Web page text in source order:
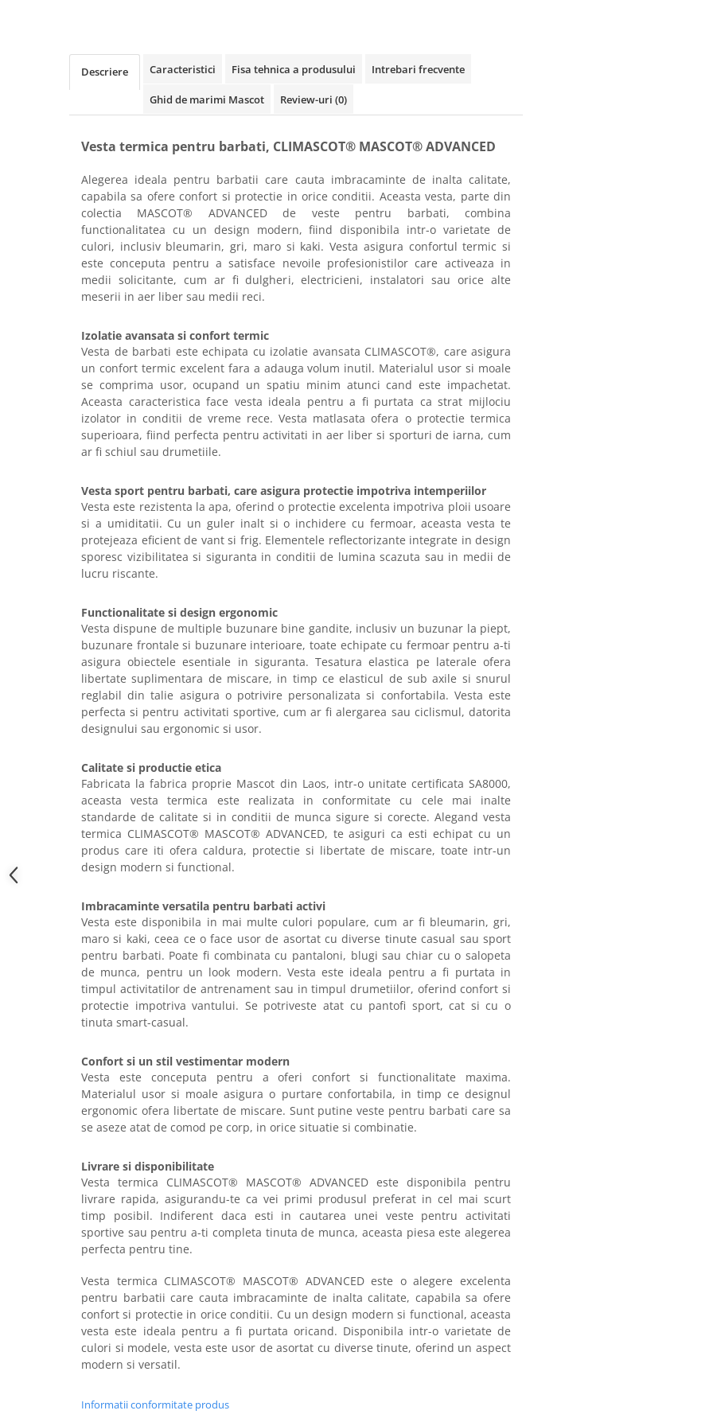
Markere diverse
Carioci si creioane colorate
Ascutitori, radiere, agrafe
Foarfece pentru birou
Curatenie si igiena
Produse Antibacteriene
Articole pentru baie
Articole pentru bucatarie
Maturi, mopuri si galeti
Articole pentru rufe, casa,
geamuri, mobila
Articole pentru birou, suprafete,
Intretinere si odorizante masina
Accesorii pentru curatenie
Tipografie si stampile
Formulare tipizate
Caiete si blocnotesuri
personalizate
Stampile, tusiere si tus
Protectia muncii si Imbracaminte
Imbracaminte
Bluze & Pulovere
Impermeabile
Reflectorizante
Incaltaminte
Incaltaminte de lucru si protectie
Incaltaminte de oras si munte
Echipamente medicale
Manusi de protectie
Accesorii pentru protectia capului
Casti de protectie
Ochelari de protectie si viziere
Masti de protectie respiratorie
Sepci, caciuli si esarfe
Pachete promotionale
Sosete de lucru
Diverse accesorii
Articole de unica folosinta
Comunicare si prezentare
Ecrane Interactive
Sisteme de afisare
Accesorii prezentare
Descriere Caracteristici Fisa tehnica a produsului Intrebari frecvente
Ghid de marimi Mascot Review-uri (0)
Vesta termica pentru barbati, CLIMASCOT® MASCOT® ADVANCED
Alegerea ideala pentru barbatii care cauta imbracaminte de inalta calitate,
capabila sa ofere confort si protectie in orice conditii. Aceasta vesta, parte din
colectia MASCOT® ADVANCED de veste pentru barbati, combina
functionalitatea cu un design modern, fiind disponibila intr-o varietate de
culori, inclusiv bleumarin, gri, maro si kaki. Vesta asigura confortul termic si
este conceputa pentru a satisface nevoile profesionistilor care activeaza in
medii solicitante, cum ar fi dulgheri, electricieni, instalatori sau orice alte
meserii in aer liber sau medii reci.
Izolatie avansata si confort termic
Vesta de barbati este echipata cu izolatie avansata CLIMASCOT®, care asigura
un confort termic excelent fara a adauga volum inutil. Materialul usor si moale
se comprima usor, ocupand un spatiu minim atunci cand este impachetat.
Aceasta caracteristica face vesta ideala pentru a fi purtata ca strat mijlociu
izolator in conditii de vreme rece. Vesta matlasata ofera o protectie termica
superioara, fiind perfecta pentru activitati in aer liber si sporturi de iarna, cum
ar fi schiul sau drumetiile.
Vesta sport pentru barbati, care asigura protectie impotriva intemperiilor
Vesta este rezistenta la apa, oferind o protectie excelenta impotriva ploii usoare
si a umiditatii. Cu un guler inalt si o inchidere cu fermoar, aceasta vesta te
protejeaza eficient de vant si frig. Elementele reflectorizante integrate in design
sporesc vizibilitatea si siguranta in conditii de lumina scazuta sau in medii de
lucru riscante.
Functionalitate si design ergonomic
Vesta dispune de multiple buzunare bine gandite, inclusiv un buzunar la piept,
buzunare frontale si buzunare interioare, toate echipate cu fermoar pentru a-ti
asigura obiectele esentiale in siguranta. Tesatura elastica pe laterale ofera
libertate suplimentara de miscare, in timp ce elasticul de sub axile si snurul
reglabil din talie asigura o potrivire personalizata si confortabila. Vesta este
perfecta si pentru activitati sportive, cum ar fi alergarea sau ciclismul, datorita
designului sau ergonomic si usor.
Calitate si productie etica
Fabricata la fabrica proprie Mascot din Laos, intr-o unitate certificata SA8000,
aceasta vesta termica este realizata in conformitate cu cele mai inalte
standarde de calitate si in conditii de munca sigure si corecte. Alegand vesta
termica CLIMASCOT® MASCOT® ADVANCED, te asiguri ca esti echipat cu un
produs care iti ofera caldura, protectie si libertate de miscare, toate intr-un
design modern si functional.
Imbracaminte versatila pentru barbati activi
Vesta este disponibila in mai multe culori populare, cum ar fi bleumarin, gri,
maro si kaki, ceea ce o face usor de asortat cu diverse tinute casual sau sport
pentru barbati. Poate fi combinata cu pantaloni, blugi sau chiar cu o salopeta
de munca, pentru un look modern. Vesta este ideala pentru a fi purtata in
timpul activitatilor de antrenament sau in timpul drumetiilor, oferind confort si
protectie impotriva vantului. Se potriveste atat cu pantofi sport, cat si cu o
tinuta smart-casual.
Confort si un stil vestimentar modern
Vesta este conceputa pentru a oferi confort si functionalitate maxima.
Materialul usor si moale asigura o purtare confortabila, in timp ce designul
ergonomic ofera libertate de miscare. Sunt putine veste pentru barbati care sa
se aseze atat de comod pe corp, in orice situatie si combinatie.
Livrare si disponibilitate
Vesta termica CLIMASCOT® MASCOT® ADVANCED este disponibila pentru
livrare rapida, asigurandu-te ca vei primi produsul preferat in cel mai scurt
timp posibil. Indiferent daca esti in cautarea unei veste pentru activitati
sportive sau pentru a-ti completa tinuta de munca, aceasta piesa este alegerea
perfecta pentru tine.
Vesta termica CLIMASCOT® MASCOT® ADVANCED este o alegere excelenta
pentru barbatii care cauta imbracaminte de inalta calitate, capabila sa ofere
confort si protectie in orice conditii. Cu un design modern si functional, aceasta
vesta este ideala pentru a fi purtata oricand. Disponibila intr-o varietate de
culori si modele, vesta este usor de asortat cu diverse tinute, oferind un aspect
modern si versatil.
Informatii conformitate produs